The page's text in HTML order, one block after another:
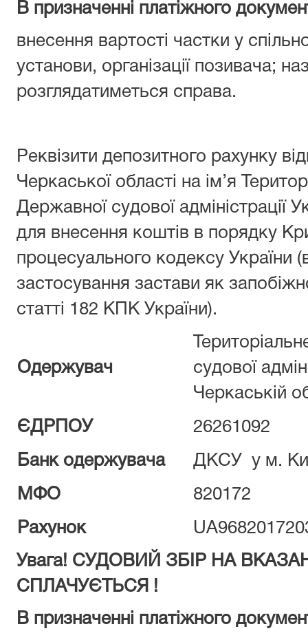
В призначенні платіжного
внесення вартості частки у
установи, організації позивача;
розглядатиметься справа.
Реквізити депозитного рахунку
Черкаської області на ім’я
Державної судової адміністрації
для внесення коштів в порядку
процесуального кодексу України
застосування застави як
статті 182 КПК України).
Одержувач
судової
Черкаській
ЄДРПОУ 26261092
Банк одержувача ДКСУ у м.
МФО 820172
Рахунок
Увага! СУДОВИЙ ЗБІР НА
СПЛАЧУЄТЬСЯ !
В призначенні платіжного